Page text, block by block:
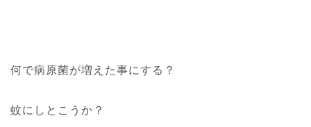
何で病原菌が増えた事にする？
蚊にしとこうか？